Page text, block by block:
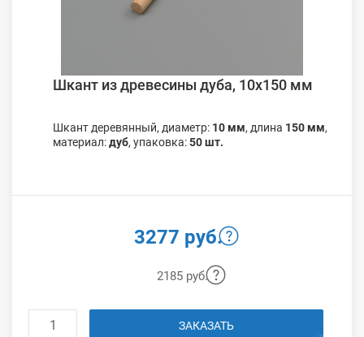
Шкант из древесины дуба, 10х150 мм
Шкант деревянный, диаметр: 10 мм, длина 150 мм,
материал:дуб, упаковка:50 шт.
3277 руб.
2185 руб.
ЗАКАЗАТЬ